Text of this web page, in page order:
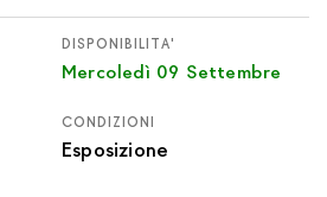
DISPONIBILITA'
Mercoledì 09 Settembre
CONDIZIONI
Esposizione